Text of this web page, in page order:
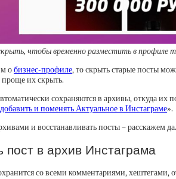
чтобы временно разместить в профиле
обизнес-профиле, то скрыть старые посты
проще их скрыть.
сохраняются в архивы, откуда их
и поменять Актуальное в Инстаграме».
и восстанавливать посты – расскажем
пост в архив Инстаграма
со всеми комментариями, хештегами,